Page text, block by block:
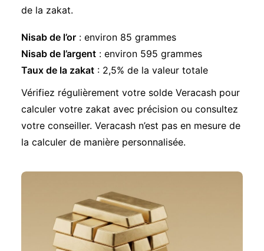
de la zakat.
Nisab de l’or : environ 85 grammes
Nisab de l’argent : environ 595 grammes
Taux de la zakat : 2,5% de la valeur totale
Vérifiez régulièrement votre solde Veracash pour
calculer votre zakat avec précision ou consultez
votre conseiller. Veracash n’est pas en mesure de
la calculer de manière personnalisée.